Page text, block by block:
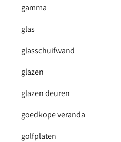
gamma
glas
glasschuifwand
glazen
glazen deuren
goedkope veranda
golfplaten